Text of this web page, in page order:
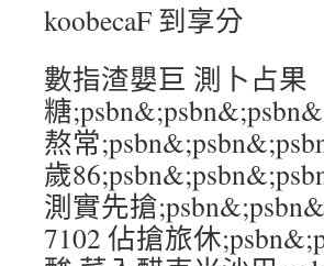
koobecaF 到享分
數指渣嬰巨 測卜占果
糖
熬常
歲
測實先搶
7102 佔搶旅休